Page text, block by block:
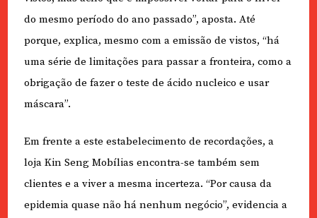
do mesmo período do ano passado”, aposta. Até
porque, explica, mesmo com a emissão de vistos, “há
uma série de limitações para passar a fronteira, como a
obrigação de fazer o teste de ácido nucleico e usar
máscara”.
Em frente a este estabelecimento de recordações, a
loja Kin Seng Mobílias encontra-se também sem
clientes e a viver a mesma incerteza. “Por causa da
epidemia quase não há nenhum negócio”, evidencia a